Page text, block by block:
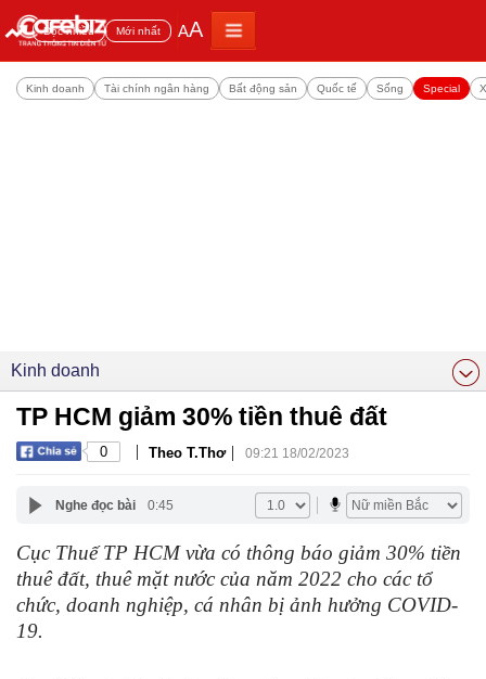
Đọc nhiều Mới nhất AA
Kinh doanh Tài chính ngân hàng Bất động sản Quốc tế Sống Special
Kinh doanh
TP HCM giảm 30% tiền thuê đất
0 | Theo T.Thơ | 09:21 18/02/2023
Nghe đọc bài 0:45
Cục Thuế TP HCM vừa có thông báo giảm 30% tiền
thuê đất, thuê mặt nước của năm 2022 cho các tổ
chức, doanh nghiệp, cá nhân bị ảnh hưởng COVID-
19.